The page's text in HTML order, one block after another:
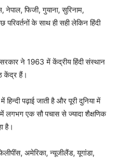
नेपाल, फिजी, गुयाना, सुरिनाम,
परिवर्तनों के साथ ही सही लेकिन हिंदी
ने 1963 में केंद्रीय हिंदी संस्थान
केंद्र हैं।
हिन्‍दी पढ़ाई जाती है और पूरी दुनिया में
में लगभग एक सौ पचास से ज्यादा शैक्षणिक
है।
अमेरिका, न्यूजीलैंड, यूगांडा,